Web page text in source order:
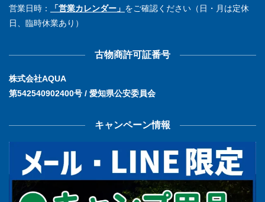
営業日時：
「営業カレンダー」 をご確認ください（日・月は定休
日、臨時休業あり）
古物商許可証番号
株式会社AQUA
第542540902400号 / 愛知県公安委員会
キャンペーン情報